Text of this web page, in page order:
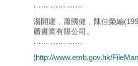
…… …… ……
湯開建﹑蕭國健﹑陳佳榮編
麟書業有限公司。
…… …… ……
(http://www.emb.gov.hk/